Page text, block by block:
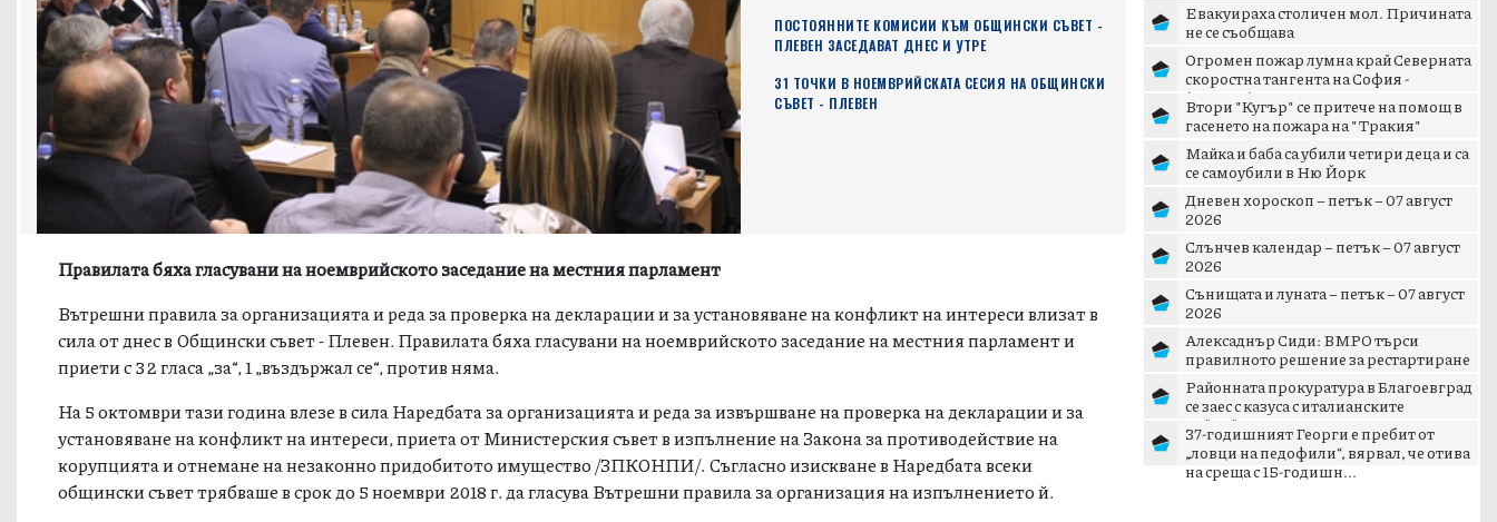
ПОСТОЯННИТЕ КОМИСИИ КЪМ ОБЩИНСКИ СЪВЕТ -
ПЛЕВЕН ЗАСЕДАВАТ ДНЕС И УТРЕ
31 ТОЧКИ В НОЕМВРИЙСКАТА СЕСИЯ НА ОБЩИНСКИ
СЪВЕТ - ПЛЕВЕН
Правилата бяха гласувани на ноемврийското заседание на местния парламент
Вътрешни правила за организацията и реда за проверка на декларации и за установяване на конфликт на интереси влизат в
сила от днес в Общински съвет - Плевен. Правилата бяха гласувани на ноемврийското заседание на местния парламент и
приети с 32 гласа „за“, 1 „въздържал се“, против няма.
На 5 октомври тази година влезе в сила Наредбата за организацията и реда за извършване на проверка на декларации и за
установяване на конфликт на интереси, приета от Министерския съвет в изпълнение на Закона за противодействие на
корупцията и отнемане на незаконно придобитото имущество /ЗПКОНПИ/. Съгласно изискване в Наредбата всеки
общински съвет трябваше в срок до 5 ноември 2018 г. да гласува Вътрешни правила за организация на изпълнението й.
Евакуираха столичен мол. Причината
не се съобщава
Огромен пожар лумна край Северната
скоростна тангента на София -
(ВИДЕО)
Втори "Кугър" се притече на помощ в
гасенето на пожара на "Тракия"
Майка и баба са убили четири деца и са
се самоубили в Ню Йорк
Дневен хороскоп – петък – 07 август
2026
Слънчев календар – петък – 07 август
2026
Сънищата и луната – петък – 07 август
2026
Алексаднър Сиди: ВМРО търси
правилното решение за рестартиране
на патриотичното пространст...
Районната прокуратура в Благоевград
се заес с казуса с италианските
тийнейджъри в Банско
37-годишният Георги е пребит от
„ловци на педофили“, вярвал, че отива
на среща с 15-годишн...